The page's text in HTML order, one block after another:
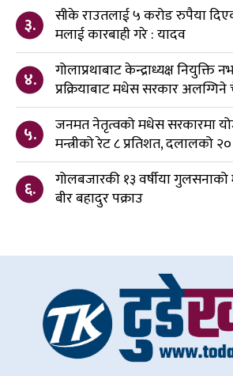
३.
सीके राउतलाई ५ करोड रुपैया
मलाई कारबाही गरे : यादव
४.
गोलाप्रथाबाट केन्द्राध्यक्ष नियुक्ति
प्रक्रियाबाट मधेस सरकार अलग्गिने
५.
जनमत नेतृत्वको मधेस सरकारमा
मन्त्रीको रेट ८ प्रतिशत, दलालको
६.
गोलबजारकी १३ वर्षीया
बीर बहादुर पक्राउ